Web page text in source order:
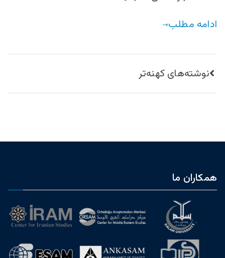
ادامه مطلب
راهبری
نوشته‌ها
نوشته‌های کهنه‌تر
همکاران ما